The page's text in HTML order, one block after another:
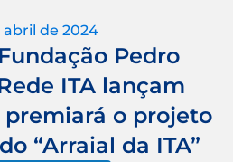
abril de 2024
Pedro
ITA lançam
o projeto
“Arraial da ITA”